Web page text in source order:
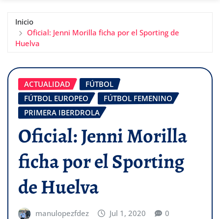
Inicio
Oficial: Jenni Morilla ficha por el Sporting de
Huelva
ACTUALIDAD
FÚTBOL
FÚTBOL EUROPEO
FÚTBOL FEMENINO
PRIMERA IBERDROLA
Oficial: Jenni Morilla
ficha por el Sporting
de Huelva
manulopezfdez Jul 1, 2020 0